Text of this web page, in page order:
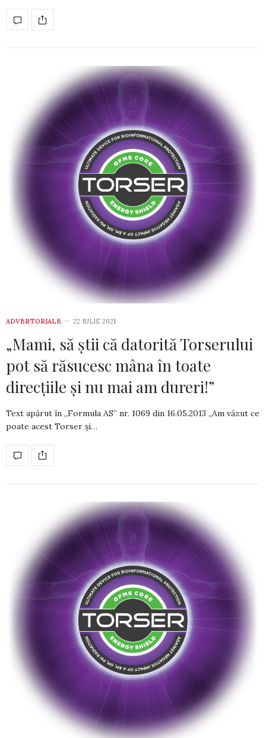
ADVERTORIALE 22 IULIE 2021
„Mami, să ştii că datorită Torserului
pot să răsucesc mâna în toate
direcţiile şi nu mai am dureri!”
Text apărut în „Formula AS” nr. 1069 din­ 16.05.2013 „Am văzut ce
poate acest Torser şi…